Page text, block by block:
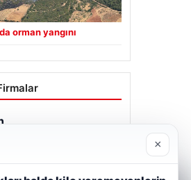
orman yangını
×